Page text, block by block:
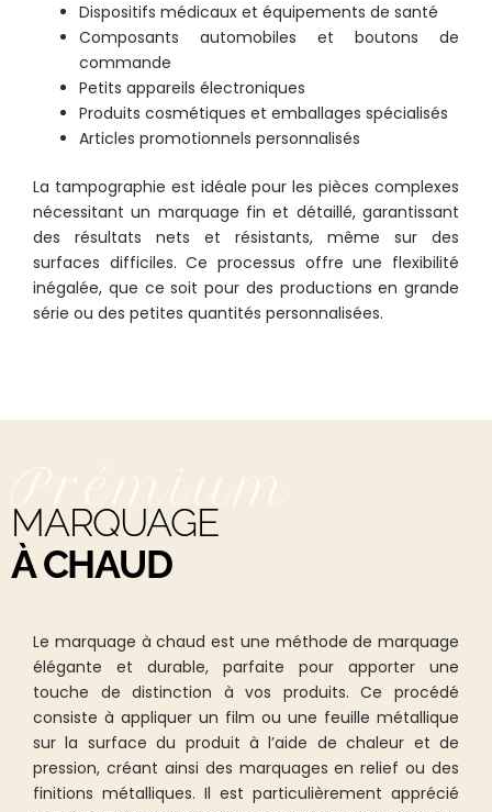
Dispositifs médicaux et équipements de santé
Composants automobiles et boutons de
commande
Petits appareils électroniques
Produits cosmétiques et emballages spécialisés
Articles promotionnels personnalisés
La tampographie est idéale pour les pièces complexes
nécessitant un marquage fin et détaillé, garantissant
des résultats nets et résistants, même sur des
surfaces difficiles. Ce processus offre une flexibilité
inégalée, que ce soit pour des productions en grande
série ou des petites quantités personnalisées.
MARQUAGE
À CHAUD
Le marquage à chaud est une méthode de marquage
élégante et durable, parfaite pour apporter une
touche de distinction à vos produits. Ce procédé
consiste à appliquer un film ou une feuille métallique
sur la surface du produit à l’aide de chaleur et de
pression, créant ainsi des marquages en relief ou des
finitions métalliques. Il est particulièrement apprécié